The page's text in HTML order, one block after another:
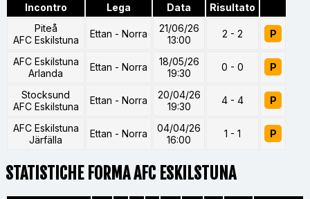
Incontro Lega Data
Risultato
Piteå
AFC Eskilstuna
Ettan - Norra
21/06/26
13:00
2 - 2 P
AFC Eskilstuna
Arlanda
Ettan - Norra
18/05/26
19:30
0 - 0 P
Stocksund
AFC Eskilstuna
Ettan - Norra
20/04/26
19:30
4 - 4 P
AFC Eskilstuna
Järfälla
Ettan - Norra
04/04/26
16:00
1 - 1 P
STATISTICHE FORMA AFC ESKILSTUNA